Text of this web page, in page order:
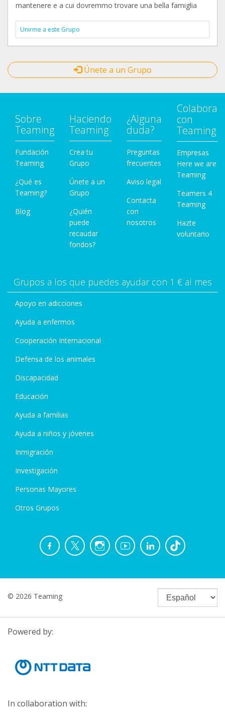
mantenere e a cui dovremmo trovare una bella famiglia
Unirme a este Grupo
Únete a un Grupo
Sobre
Teaming
Fundación
Teaming
¿Qué es
Teaming?
Blog
Haciendo
Teaming
Crea tu
Grupo
Únete a un
Grupo
¿Quién
puede
recaudar
fondos?
¿Alguna
duda?
Preguntas
frecuentes
Aviso legal
Contacta
con
nosotros
Colabora
con
Teaming
Empresas
Here we are
Teaming
Teamers 4
Teaming
Hazte
voluntario
Grupos a los que puedes ayudar con 1 € al mes
Apoyo en adicciones
Ayuda a enfermos
Cooperación Internacional
Defensa de los animales
Discapacidad
Educación
Ayuda a familias
Ayuda a niños y jóvenes
Inmigración
Investigación
Personas Mayores
Otros Grupos
© 2026 Teaming
Powered by:
In collaboration with: